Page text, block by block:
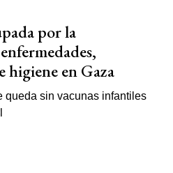
por la
higiene en Gaza